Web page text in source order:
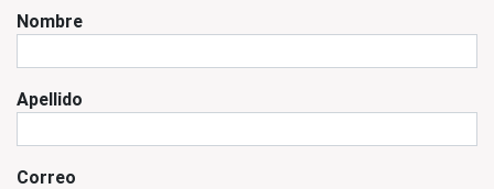
Nombre
Apellido
Correo